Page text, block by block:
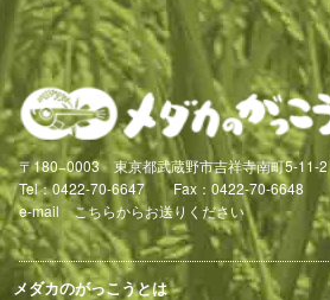
〒180−0003 東京都武蔵野市吉祥寺南町5-11-2
Tel：0422-70-6647 Fax：0422-70-6648
e-mailこちらからお送りください
メダカのがっこうとは